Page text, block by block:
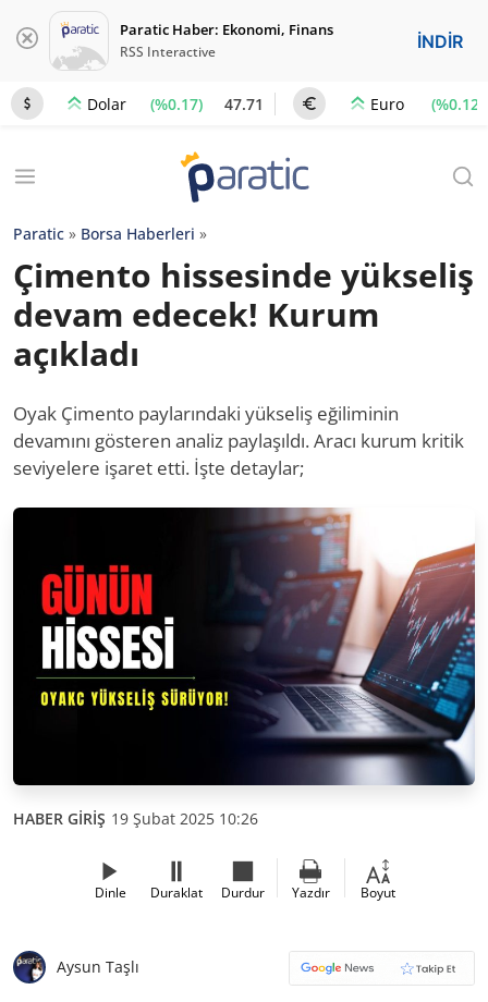
Paratic Haber: Ekonomi, Finans
RSS Interactive İNDİR
Dolar (%0.17) 47.71 Euro (%0.12)
Paratic » Borsa Haberleri »
Çimento hissesinde yükseliş
devam edecek! Kurum
açıkladı
Oyak Çimento paylarındaki yükseliş eğiliminin
devamını gösteren analiz paylaşıldı. Aracı kurum kritik
seviyelere işaret etti. İşte detaylar;
HABER GİRİŞ 19 Şubat 2025 10:26
Dinle Duraklat Durdur Yazdır Boyut
Aysun Taşlı